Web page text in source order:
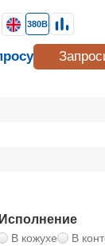
Исполнение
В кожухе В
380В